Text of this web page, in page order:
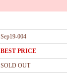
Sep19-004
BEST PRICE
SOLD OUT